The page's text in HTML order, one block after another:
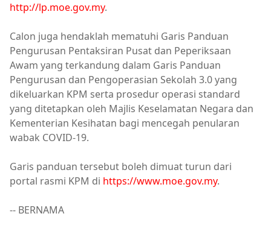
http://lp.moe.gov.my.
Calon juga hendaklah mematuhi Garis Panduan
Pengurusan Pentaksiran Pusat dan Peperiksaan
Awam yang terkandung dalam Garis Panduan
Pengurusan dan Pengoperasian Sekolah 3.0 yang
dikeluarkan KPM serta prosedur operasi standard
yang ditetapkan oleh Majlis Keselamatan Negara dan
Kementerian Kesihatan bagi mencegah penularan
wabak COVID-19.
Garis panduan tersebut boleh dimuat turun dari
portal rasmi KPM di https://www.moe.gov.my.
-- BERNAMA